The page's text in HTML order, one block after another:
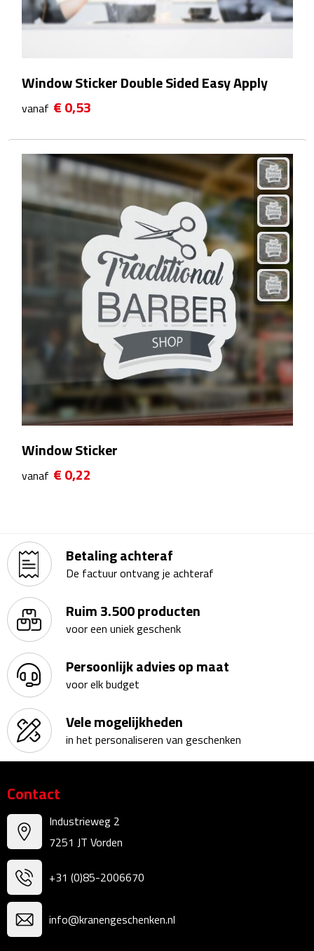
Waterflessen
Glazen & karaffen
Bierglazen
Champagneglazen
Wijnglazen
Koffieglazen
Theeglazen
Kopjes & Mokken
Kopjes
Schoteltjes
Kantoor & Zakelijk
Agenda's & Kalenders
Agenda's
Kalenders
Beurs & Evenementen
Banners
Barmatten
Naambadges & naamkaarthouders
Stickers
Visitekaartjes
Vlaggen
Bureau Toebehoren
Window Sticker Double Sided Easy Apply
vanaf € 0,53
Window Sticker
vanaf € 0,22
Betaling achteraf
De factuur ontvang je achteraf
Ruim 3.500 producten
voor een uniek geschenk
Persoonlijk advies op maat
voor elk budget
Vele mogelijkheden
in het personaliseren van geschenken
Contact
Industrieweg 2
7251 JT Vorden
+31 (0)85-2006670
info@kranengeschenken.nl